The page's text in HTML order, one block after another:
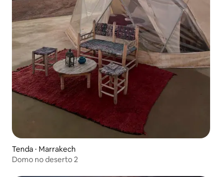
Tenda ⋅ Marrakech
Domo no deserto 2